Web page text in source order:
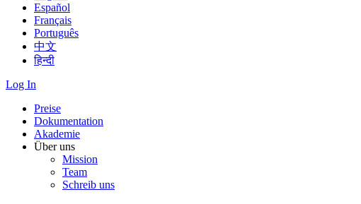
Español
Français
Português
中文
हिन्दी
Log In
Preise
Dokumentation
Akademie
Über uns
Mission
Team
Schreib uns